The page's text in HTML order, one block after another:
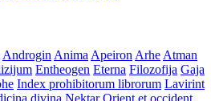
AndroginAnimaApeironArheAtman
Entheogen Eterna Filozofija Gaja
Index prohibitorum librorum Lavirint